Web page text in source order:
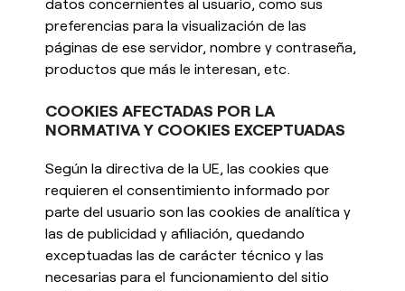
preferencias para la visualización de las
páginas de ese servidor, nombre y contraseña,
productos que más le interesan, etc.
COOKIES AFECTADAS POR LA
NORMATIVA Y COOKIES EXCEPTUADAS
Según la directiva de la UE, las cookies que
requieren el consentimiento informado por
parte del usuario son las cookies de analítica y
las de publicidad y afiliación, quedando
exceptuadas las de carácter técnico y las
necesarias para el funcionamiento del sitio